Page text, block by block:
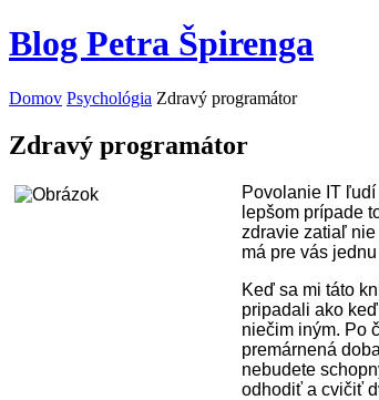
Blog Petra Špirenga
Domov Psychológia Zdravý programátor
Zdravý programátor
Povol anie IT
lepšom prípade
zdravie zatiaľ nie
má pre vás
Keď sa mi táto
pripadali ako
niečim iným. Po
premárnená
nebudete
odhodiť a cvičiť